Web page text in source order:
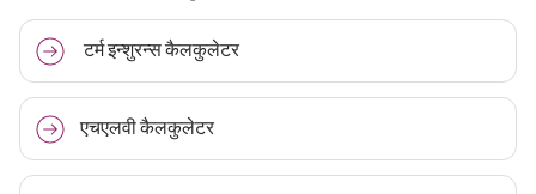
टर्म इन्शुरन्स कैलकुलेटर
एचएलवी कैलकुलेटर